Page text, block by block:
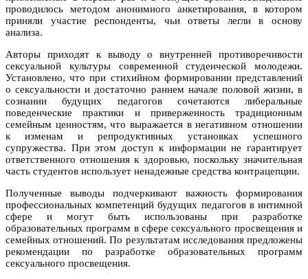
проводилось методом анонимного анкетирования, в котором
приняли участие респонденты, чьи ответы легли в основу
анализа.
Авторы приходят к выводу о внутренней противоречивости
сексуальной культуры современной студенческой молодежи.
Установлено, что при стихийном формировании представлений
о сексуальности и достаточно раннем начале половой жизни, в
сознании будущих педагогов сочетаются либеральные
поведенческие практики и приверженность традиционным
семейным ценностям, что выражается в негативном отношении
к изменам и репродуктивных установках успешного
супружества. При этом доступ к информации не гарантирует
ответственного отношения к здоровью, поскольку значительная
часть студентов использует ненадежные средства контрацепции.
Полученные выводы подчеркивают важность формирования
профессиональных компетенций будущих педагогов в интимной
сфере и могут быть использованы при разработке
образовательных программ в сфере сексуального просвещения и
семейных отношений. По результатам исследования предложены
рекомендации по разработке образовательных программ
сексуального просвещения.